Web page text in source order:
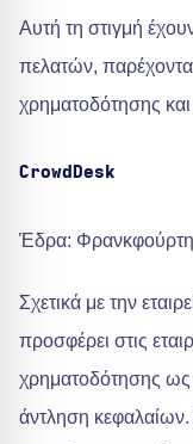
Αυτή τη στιγμή
πελατών,
χρηματοδότησης
CrowdDesk
Έδρα: Φρανκφούρτη
Σχετικά με την
προσφέρει στις
χρηματοδότησης ως
άντληση